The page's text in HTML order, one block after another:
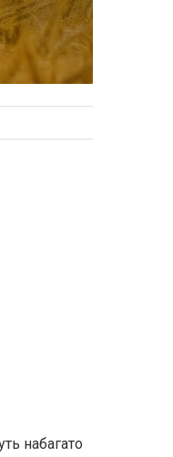
набагато